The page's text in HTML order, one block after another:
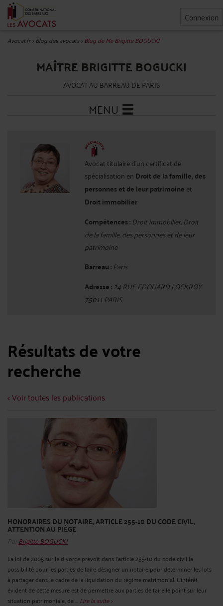
Connexion
Avocat.fr>Blog des avocats>Blog de Me Brigitte BOGUCKI
MAÎTRE BRIGITTE BOGUCKI
AVOCAT AU BARREAU DE PARIS
MENU
Avocat titulaire d'un certificat de
spécialisation en Droit de la famille, des
personnes et de leur patrimoine et
Droit immobilier
Compétences : Droit immobilier, Droit
de la famille, des personnes et de leur
patrimoine
Barreau : Paris
Adresse :24 RUE EDOUARD LOCKROY
75011 PARIS
Résultats de votre
recherche
< Voir toutes les publications
HONORAIRES DU NOTAIRE, ARTICLE 255-10 DU CODE CIVIL,
ATTENTION AU PIÈGE
Par Brigitte BOGUCKI
La loi de 2005 sur le divorce prévoit dans l'article 255-10 du code civil la
possibilité pour les parties de faire désigner un notaire pour déterminer les lots
à partager dans le cadre de la liquidation du régime matrimonial. L'intérêt
évident de cette mesure est de permettre aux parties de faire le point sur leur
situation patrimoniale, de ... Lire la suite >